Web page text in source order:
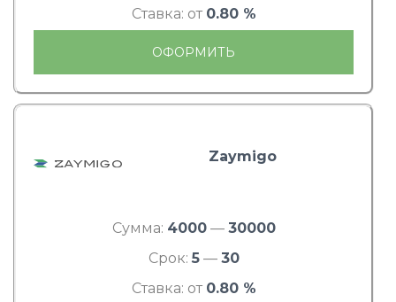
Ставка: от 0.80 %
ОФОРМИТЬ
Zaymigo
Сумма: 4000— 30000
Срок: 5— 30
Ставка: от 0.80 %